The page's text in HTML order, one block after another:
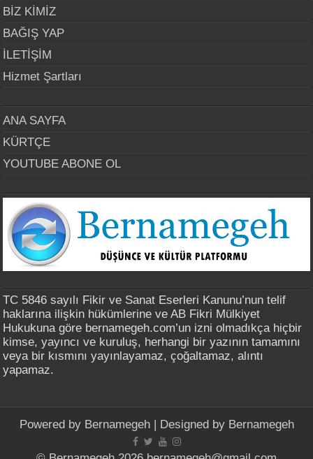
BİZ KİMİZ
BAĞIŞ YAP
İLETİŞİM
Hizmet Şartları
ANA SAYFA
KÜRTÇE
YOUTUBE ABONE OL
TC 5846 sayılı Fikir ve Sanat Eserleri Kanunu’nun telif
haklarına ilişkin hükümlerine ve AB Fikri Mülkiyet
Hukukuna göre bernamegeh.com’un izni olmadıkça hiçbir
kimse, yayıncı ve kuruluş, herhangi bir yazının tamamını
veya bir kısmını yayınlayamaz, çoğaltamaz, alıntı
yapamaz.
Powered by Bernamegeh| Designed by Bernamegeh